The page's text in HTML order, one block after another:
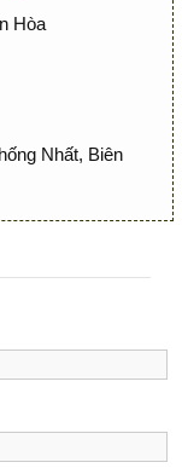
Hòa
Nhất, Biên